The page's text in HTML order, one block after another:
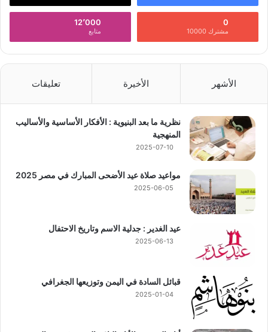
0
مشترك 10000
12٬000
متابع
الأشهر الأخيرة تعليقات
نظرية ما بعد البنيوية : الأفكار الأساسية والأساليب
المنهجية
2025-07-10
مواعيد صلاة عيد الأضحى المبارك في مصر 2025
2025-06-05
عيد الغدير : جدلية الاسم وتاريخ الاحتفال
2025-06-13
قبائل السادة في اليمن وتوزيعها الجغرافي
2025-01-04